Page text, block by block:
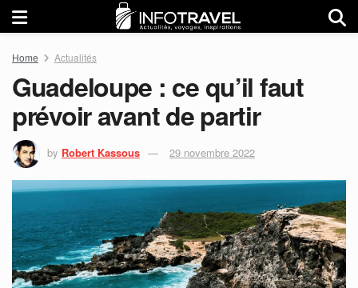
Home Actualités
Guadeloupe : ce qu’il faut
prévoir avant de partir
by Robert Kassous 29 novembre 2022